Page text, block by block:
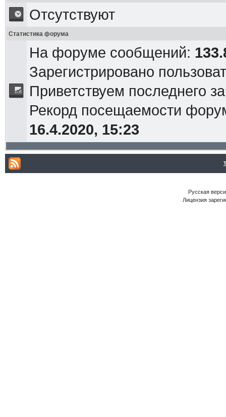
Отсутствуют
Статистика форума
На форуме сообщений:
Зарегистрировано
Приветствуем последнего
Рекорд посещаемости
16.4.2020, 15:23
Русская
Лицензия